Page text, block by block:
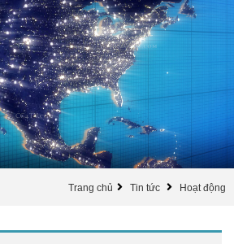
Trang chủ Tin tức Hoạt động